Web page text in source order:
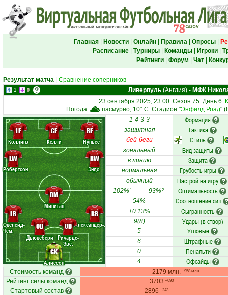
Главная| Новости| Онлайн| Правила| Опросы|
Расписание| Турниры| Команды| Игроки|
Рейтинги| Форум Чат|
Результат матча Сравнение соперников
1 0 Ливерпуль (Англия) - МФК
23 сентября 2025, 23:00. Сезон 75. День 6.
Погода:
пасмурно, 10° C. Стадион "Энфилд Роад"
Алиссон
Окслейд-
Чем.
Дьюксбери Ричардс-
Эве.
Александер-.
Робертсон
Миниган
Эндо
Коллинз Келли Нуньес
GK
LB
CD
CD
RB
LW
DM
RW
LF CF RF
1-4-3-3 Формация
защитная Тактика
бей-беги Стиль
зональный Вид защиты
в линию Защита
нормальная Грубость игры
обычный Настрой на игру
102%1 93%2 Оптимальность
54% Соотношение сил
+0.13% Сыгранность
9(8) Удары (в створ)
5 Угловые
6 Штрафные
0 Пенальти
4 Офсайды
Стоимость команд 2179 млн. +958 млн.
Рейтинг силы команд 3703 +690
Стартовый состав 2896 +243